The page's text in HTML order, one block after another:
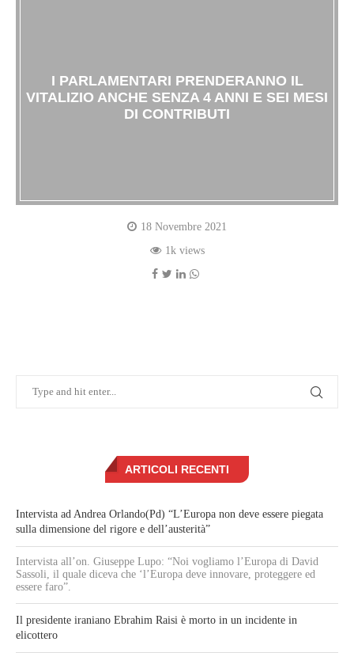
I PARLAMENTARI PRENDERANNO IL
VITALIZIO ANCHE SENZA 4 ANNI E SEI MESI
DI CONTRIBUTI
18 Novembre 2021
1k views
ARTICOLI RECENTI
Intervista ad Andrea Orlando(Pd) “L’Europa non deve essere piegata
sulla dimensione del rigore e dell’austerità”
Intervista all’on. Giuseppe Lupo: “Noi vogliamo l’Europa di David
Sassoli, il quale diceva che ‘l’Europa deve innovare, proteggere ed
essere faro”.
Il presidente iraniano Ebrahim Raisi è morto in un incidente in
elicottero